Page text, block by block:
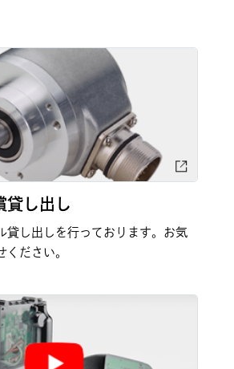
貸し出し
貸し出しを行っております。お気
ください。